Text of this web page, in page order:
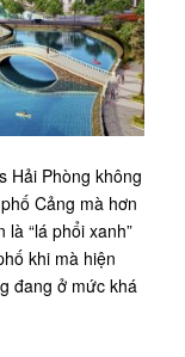
Hải Phòng không
Cảng mà hơn
“lá phổi xanh”
khi mà hiện
đang ở mức khá